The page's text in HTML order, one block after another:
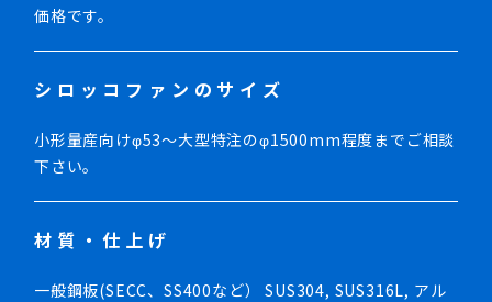
価格です。
シロッコファンのサイズ
小形量産向けφ53～大型特注のφ1500mm程度までご相談
下さい。
材質・仕上げ
一般鋼板(SECC、SS400など） SUS304, SUS316L, アル